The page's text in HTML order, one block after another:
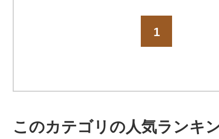
1
このカテゴリの人気ランキ